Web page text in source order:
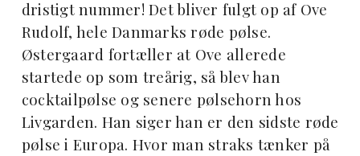
dristigt nummer! Det bliver fulgt op af Ove
Rudolf, hele Danmarks røde pølse.
Østergaard fortæller at Ove allerede
startede op som treårig, så blev han
cocktailpølse og senere pølsehorn hos
Livgarden. Han siger han er den sidste røde
pølse i Europa. Hvor man straks tænker på